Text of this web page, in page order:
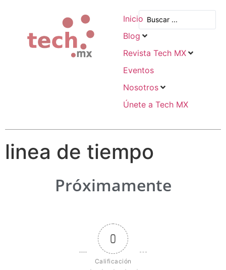
Inicio
Blog
Revista Tech MX
Eventos
Nosotros
Únete a Tech MX
linea de tiempo
Próximamente
0
Calificación